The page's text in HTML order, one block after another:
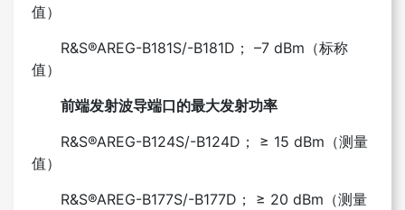
值）
R&S®AREG-B181S/-B181D； –7 dBm（标称
值）
前端发射波导端口的最大发射功率
R&S®AREG-B124S/-B124D； ≥ 15 dBm（测量
值）
R&S®AREG-B177S/-B177D； ≥ 20 dBm（测量